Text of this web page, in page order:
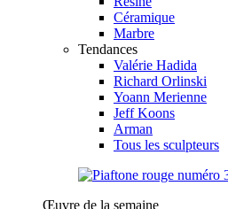
Céramique
Marbre
Tendances
Valérie Hadida
Richard Orlinski
Yoann Merienne
Jeff Koons
Arman
Tous les sculpteurs
Œuvre de la semaine